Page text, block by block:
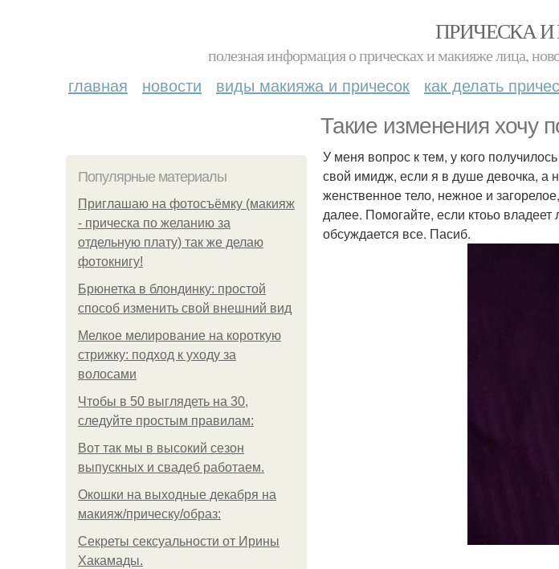
ПРИЧЕСКА
полезная информация о прическах и макияже лица,
главная новости виды макияжа и причесок как делать
Такие изменения хочу
Популярные материалы
Приглашаю на фотосъёмку (макияж
- прическа по желанию за
отдельную плату) так же делаю
фотокнигу!
Брюнетка в блондинку: простой
способ изменить свой внешний вид
Мелкое мелирование на короткую
стрижку: подход к уходу за
волосами
Чтобы в 50 выглядеть на 30,
следуйте простым правилам:
Вот так мы в высокий сезон
выпускных и свадеб работаем.
Окошки на выходные декабря на
макияж/прическу/образ:
Секреты сексуальности от Ирины
Хакамады.
У меня вопрос к тем, у кого
свой имидж, если я в душе девочка, а
женственное тело, нежное и
далее. Помогайте, если ктоьо
обсуждается все. Пасиб.